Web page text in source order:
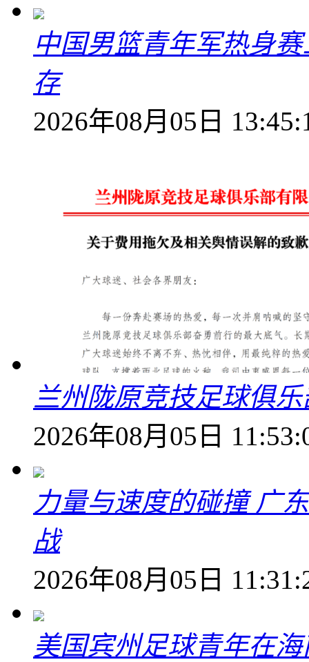
中国男篮青年军热身
存
2026年08月05日
兰州陇原竞技足球俱
2026年08月05日
力量与速度的碰撞 广
战
2026年08月05日
美国宾州足球青年在